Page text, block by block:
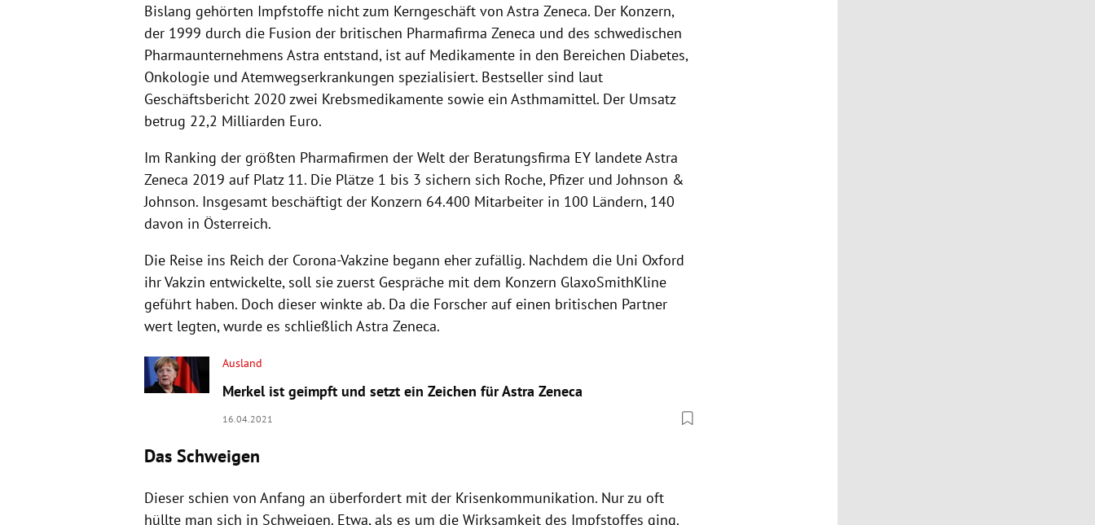
Bislang gehörten Impfstoffe nicht zum Kerngeschäft von Astra Zeneca. Der Konzern,
der 1999 durch die Fusion der britischen Pharmafirma Zeneca und des schwedischen
Pharmaunternehmens Astra entstand, ist auf Medikamente in den Bereichen Diabetes,
Onkologie und Atemwegserkrankungen spezialisiert. Bestseller sind laut
Geschäftsbericht 2020 zwei Krebsmedikamente sowie ein Asthmamittel. Der Umsatz
betrug 22,2 Milliarden Euro.
Im Ranking der größten Pharmafirmen der Welt der Beratungsfirma EY landete Astra
Zeneca 2019 auf Platz 11. Die Plätze 1 bis 3 sichern sich Roche, Pfizer und Johnson &
Johnson. Insgesamt beschäftigt der Konzern 64.400 Mitarbeiter in 100 Ländern, 140
davon in Österreich.
Die Reise ins Reich der Corona-Vakzine begann eher zufällig. Nachdem die Uni Oxford
ihr Vakzin entwickelte, soll sie zuerst Gespräche mit dem Konzern GlaxoSmithKline
geführt haben. Doch dieser winkte ab. Da die Forscher auf einen britischen Partner
wert legten, wurde es schließlich Astra Zeneca.
Ausland
Merkel ist geimpft und setzt ein Zeichen für Astra Zeneca
16.04.2021
Das Schweigen
Dieser schien von Anfang an überfordert mit der Krisenkommunikation. Nur zu oft
hüllte man sich in Schweigen. Etwa, als es um die Wirksamkeit des Impfstoffes ging.